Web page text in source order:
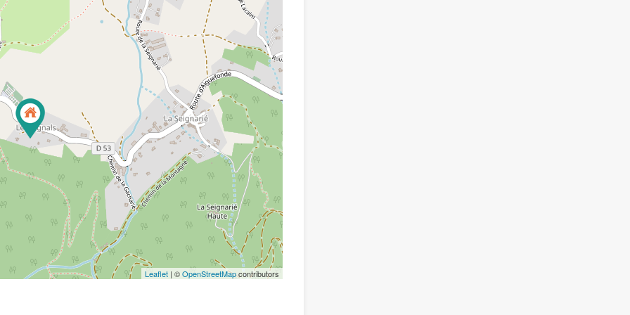
Leaflet| ©OpenStreetMapcontributors